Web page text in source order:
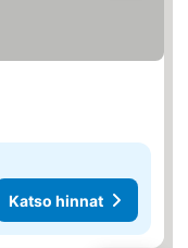
Katso hinnat